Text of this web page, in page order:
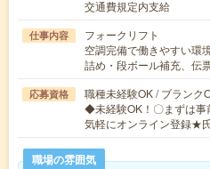
交通費規定内支給
仕事内容
フォークリフト
空調完備で働きやすい環
詰め・段ボール補充、伝
応募資格
職種未経験OK / ブランク
◆未経験OK！〇まずは事
気軽にオンライン登録★
職場の雰囲気